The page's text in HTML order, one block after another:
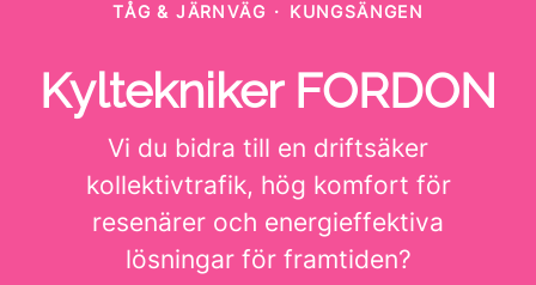
TÅG & JÄRNVÄG · KUNGSÄNGEN
Kyltekniker FORDON
Vi du bidra till en driftsäker
kollektivtrafik, hög komfort för
resenärer och energieffektiva
lösningar för framtiden?